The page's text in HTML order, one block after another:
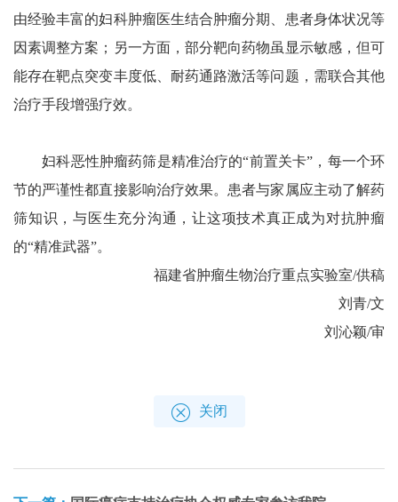
由经验丰富的妇科肿瘤医生结合肿瘤分期、患者身体状况等
因素调整方案；另一方面，部分靶向药物虽显示敏感，但可
能存在靶点突变丰度低、耐药通路激活等问题，需联合其他
治疗手段增强疗效。
妇科恶性肿瘤药筛是精准治疗的“前置关卡”，每一个环
节的严谨性都直接影响治疗效果。患者与家属应主动了解药
筛知识，与医生充分沟通，让这项技术真正成为对抗肿瘤
的“精准武器”。
福建省肿瘤生物治疗重点实验室/供稿
刘青/文
刘沁颖/审
关闭